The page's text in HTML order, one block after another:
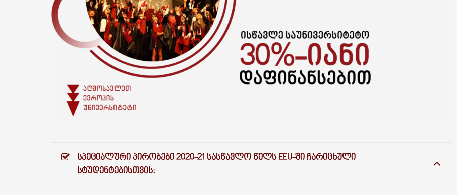
ᲡᲞᲔᲪᲘᲐᲚᲣᲠᲘ ᲞᲘᲠᲝᲑᲔᲑᲘ 2020-21 ᲡᲐᲡᲬᲐᲕᲚᲝ ᲬᲔᲚᲡ EEU-ᲨᲘ ᲩᲐᲠᲘᲪᲮᲣᲚᲘ
ᲡᲢᲣᲓᲔᲜᲢᲔᲑᲘᲡᲗᲕᲘᲡ: